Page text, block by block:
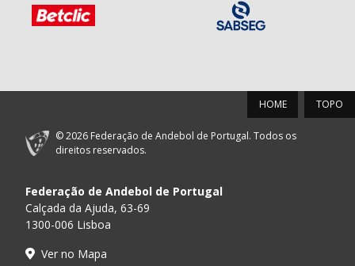
TOPO
HOME
© 2026 Federação de Andebol de Portugal. Todos os
direitos reservados.
Federação de Andebol de Portugal
Calçada da Ajuda, 63-69
1300-006 Lisboa
Ver no Mapa